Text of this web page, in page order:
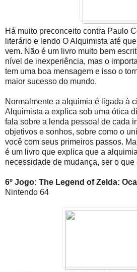
Há muito preconceito contra Paulo
literário e lendo O Alquimista até
vem. Não é um livro muito bem
nível de inexperiência, mas o
tem uma boa mensagem e isso o
maior sucesso do mundo.
Normalmente a alquimia é ligada à
Alquimista a explica sob uma ótica
fala sobre a lenda pessoal de cada
objetivos e sonhos, sobre como o
você com seus primeiros passos.
é um livro que explica que a
necessidade de mudança, ser o que
6º Jogo: The Legend of Zelda:
Nintendo 64